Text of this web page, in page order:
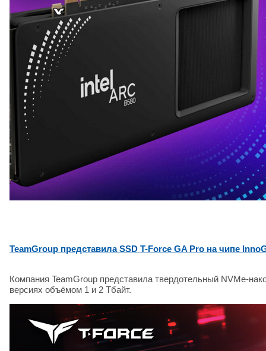
TeamGroup представила SSD T-Force GA Pro на чипе
Компания TeamGroup представила твердотельный NVMe-
версиях объёмом 1 и 2 Тбайт.